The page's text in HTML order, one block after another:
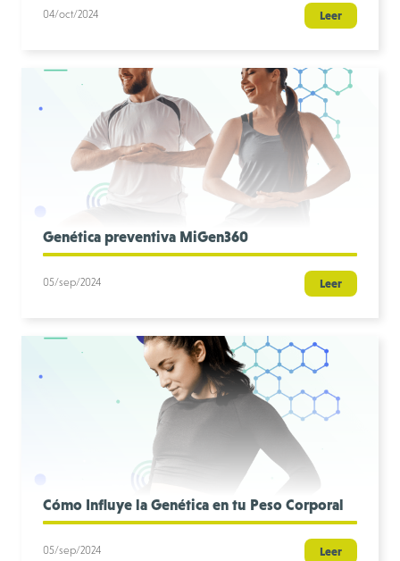
04/oct/2024 Leer
Genética preventiva MiGen360
05/sep/2024 Leer
Cómo Influye la Genética en tu Peso Corporal
05/sep/2024 Leer